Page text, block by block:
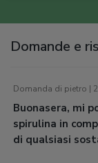
Domande e
Domanda di pietro |
Buonasera, mi
spirulina in
di qualsiasi